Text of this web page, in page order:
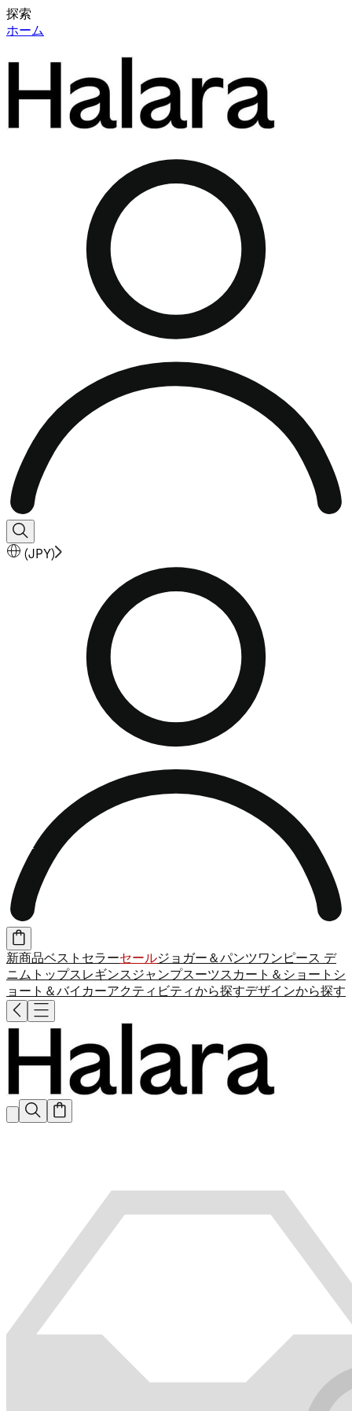
探索
ホーム
(JPY)
新商品ベストセラーセールジョガー＆パンツワンピース デ
ニム トップス レギンス ジャンプスーツスカート＆ショート シ
ョート＆バイカーアクティビティから探すデザインから探す